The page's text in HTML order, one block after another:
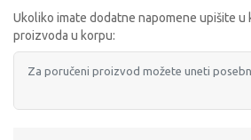
Ukoliko imate dodatne napomene upišite u
proizvoda u korpu: